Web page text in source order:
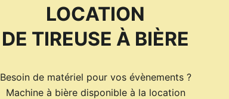
LOCATION
DE TIREUSE À BIÈRE
Besoin de matériel pour vos évènements ?
Machine à bière disponible à la location